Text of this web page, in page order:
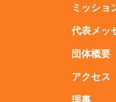
ミッショ
代表メッ
団体概要
アクセス